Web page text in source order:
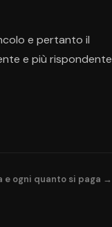
e pertanto il
e più rispondente
e ogni quanto si paga →